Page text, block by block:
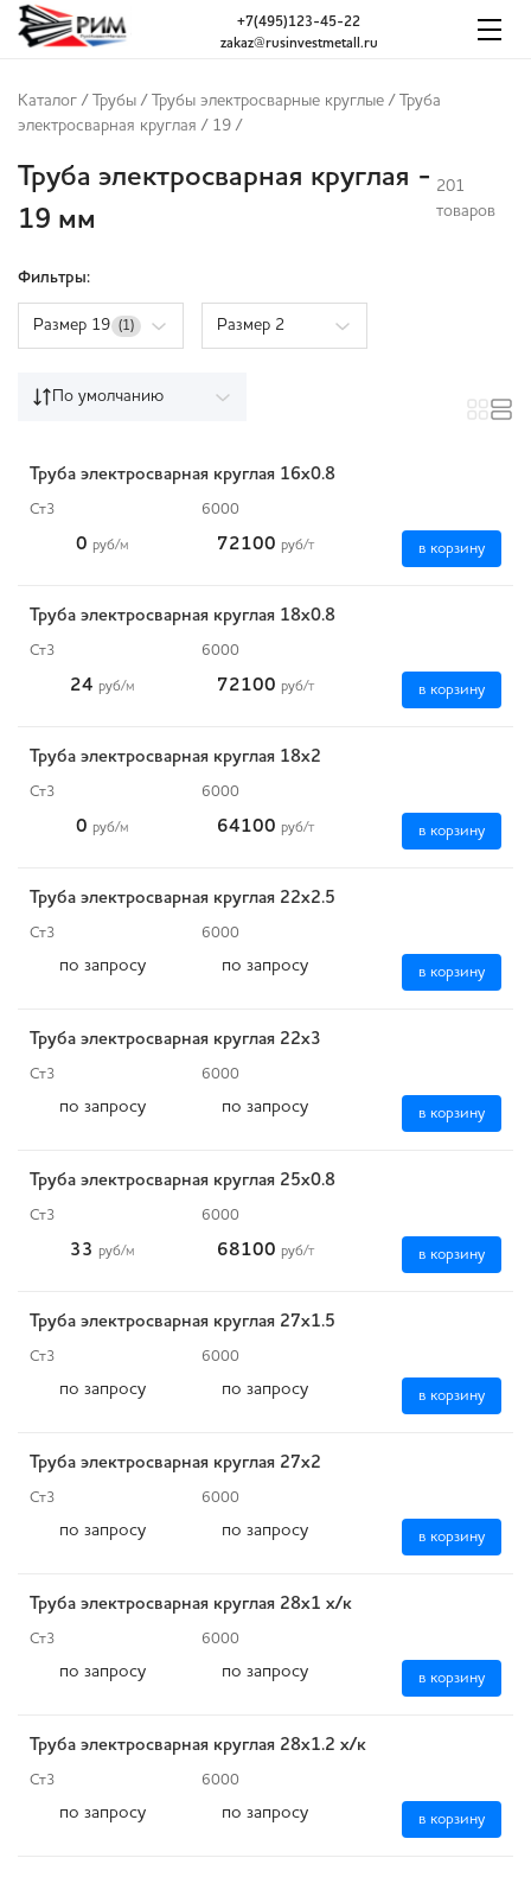
zakaz@rusinvestmetall.ru
+7(495)123-45-22
Каталог / Трубы / Трубы электросварные круглые /
Труба
электросварная круглая / 19 /
Труба электросварная круглая -
19 мм
201
товаров
Фильтры:
Размер 19 (1) Размер 2
По умолчанию
Труба электросварная круглая 16х0.8
Ст3 6000
0 руб/м 72100 руб/т в корзину
Труба электросварная круглая 18х0.8
Ст3 6000
24 руб/м 72100 руб/т в корзину
Труба электросварная круглая 18х2
Ст3 6000
0 руб/м 64100 руб/т в корзину
Труба электросварная круглая 22х2.5
Ст3 6000
по запросу по запросу в корзину
Труба электросварная круглая 22х3
Ст3 6000
по запросу по запросу в корзину
Труба электросварная круглая 25х0.8
Ст3 6000
33 руб/м 68100 руб/т в корзину
Труба электросварная круглая 27х1.5
Ст3 6000
по запросу по запросу в корзину
Труба электросварная круглая 27х2
Ст3 6000
по запросу по запросу в корзину
Труба электросварная круглая 28х1 х/к
Ст3 6000
по запросу по запросу в корзину
Труба электросварная круглая 28х1.2 х/к
Ст3 6000
по запросу по запросу в корзину